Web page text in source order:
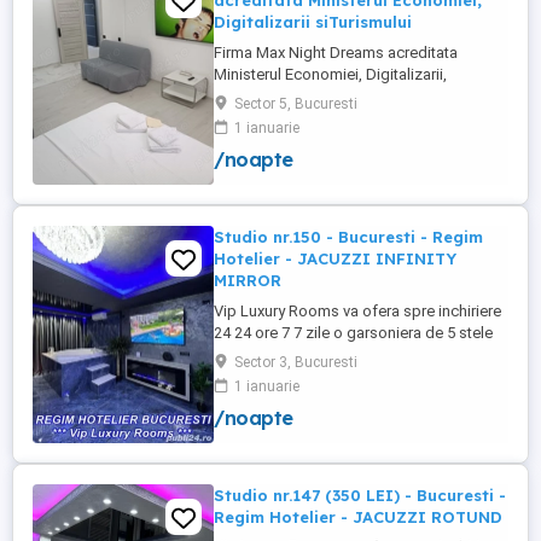
Digitalizarii siTurismului
Firma Max Night Dreams acreditata
Ministerul Economiei, Digitalizarii,
Antreprenoriatului si Turismului închiriază
in regim hotelier in zona Drumul Taberei -
Ghencea diferite tipuri de camere Camera
single cu o suprafață totală de 16mp
cu o suprafață totală de ...
Sector 5, Bucuresti
1 ianuarie
/noapte
Studio nr.150 - Bucuresti - Regim
Hotelier - JACUZZI INFINITY
MIRROR
Vip Luxury Rooms va ofera spre inchiriere
24 24 ore 7 7 zile o garsoniera de 5 stele
Luxoase cu un desing unic si deosebit in
Sector 3 Bucuresti . Garsoniera se alfa in
Complex Rezidential Nou . Acces Bariera
Monitorizare Video in Complex ( de la
PRIVAT in complex ...
Sector 3, Bucuresti
1 ianuarie
/noapte
Studio nr.147 (350 LEI) - Bucuresti -
Regim Hotelier - JACUZZI ROTUND